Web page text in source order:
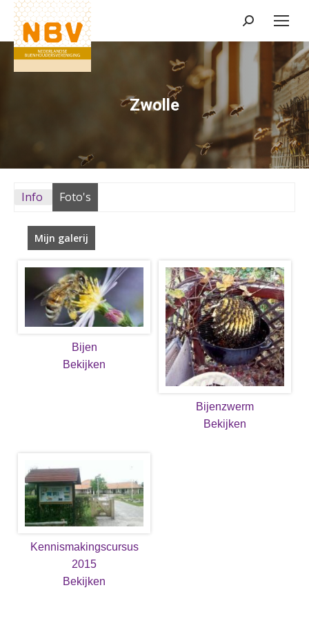
Zoeken:
Zwolle
Info Foto's
Mijn galerij
Bijen
Bekijken
Bijenzwerm
Bekijken
Kennismakingscursus
2015
Bekijken